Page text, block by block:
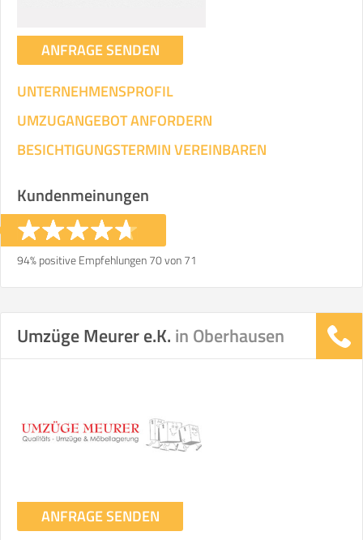
ANFRAGE SENDEN
UNTERNEHMENSPROFIL
UMZUGANGEBOT ANFORDERN
BESICHTIGUNGSTERMIN VEREINBAREN
Kundenmeinungen
94% positive Empfehlungen 70 von 71
Umzüge Meurer e.K. in Oberhausen
ANFRAGE SENDEN